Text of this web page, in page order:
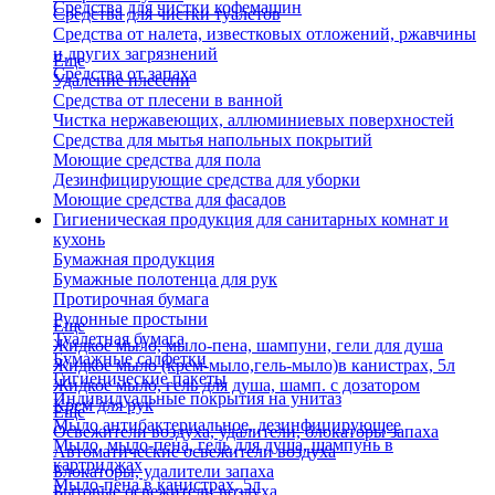
Средства для чистки кофемашин
Средства для чистки туалетов
Средства от налета, известковых отложений, ржавчины
и других загрязнений
Средства от запаха
Еще
Удаление плесени
Средства от плесени в ванной
Чистка нержавеющих, аллюминиевых поверхностей
Средства для мытья напольных покрытий
Моющие средства для пола
Дезинфицирующие средства для уборки
Моющие средства для фасадов
Гигиеническая продукция для санитарных комнат и
кухонь
Бумажная продукция
Бумажные полотенца для рук
Протирочная бумага
Рулонные простыни
Туалетная бумага
Бумажные салфетки
Гигиенические пакеты
Индивидуальные покрытия на унитаз
Еще
Жидкое мыло, мыло-пена, шампуни, гели для душа
Жидкое мыло (крем-мыло,гель-мыло)в канистрах, 5л
Жидкое мыло, гель для душа, шамп. с дозатором
Крем для рук
Мыло антибактериальное, дезинфицирующее
Мыло, мыло-пена, гель для душа, шампунь в
картриджах
Мыло-пена в канистрах, 5л
Еще
Освежители воздуха, удалители, блокаторы запаха
Автоматические освежители воздуха
Блокаторы, удалители запаха
Бытовые освежители воздуха